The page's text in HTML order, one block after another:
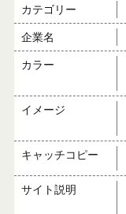
カテゴリー
企業名
カラー
イメージ
キャッチコピー
サイト説明